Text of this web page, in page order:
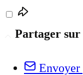
Partager sur
Envoyer